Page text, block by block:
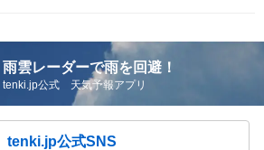
雨雲レーダーで雨を回避！
tenki.jp公式 天気予報アプリ
tenki.jp公式SNS